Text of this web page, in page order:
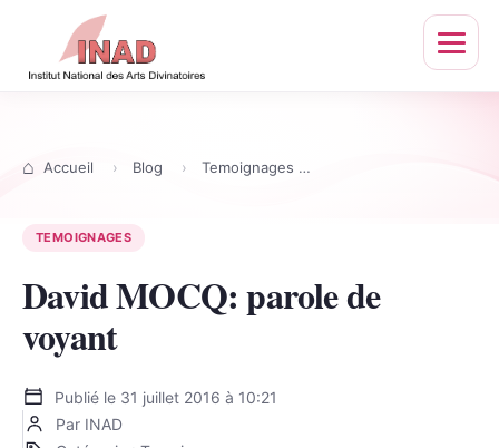
Ouvrir
Accueil Blog Temoignages
TEMOIGNAGES
David MOCQ: parole de
voyant
Publié le 31 juillet 2016 à 10:21
Par INAD